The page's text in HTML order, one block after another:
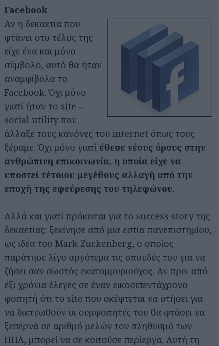
Facebook
Αν η δεκαετία που
φτάνει στο τέλος της
είχε ένα και μόνο
σύμβολο, αυτό θα ήταν
αναμφίβολα το
Facebook. Όχι μόνο
γιατί ήταν το site –
social utility που
άλλαξε τους κανόνες του internet όπως τους
ξέραμε. Όχι μόνο γιατί έθεσε νέους όρους στην
ανθρώπινη επικοινωνία, η οποία είχε να
υποστεί τέτοιου μεγέθους αλλαγή από την
εποχή της εφεύρεσης του τηλεφώνου.
Αλλά και γιατί πρόκειται για το success story της
δεκαετίας: ξεκίνησε από μια εστία πανεπιστημίου,
ως ιδέα του Mark Zuckenberg, ο οποίος
παράτησε λίγο αργότερα τις σπουδές του για να
ζήσει σαν σωστός εκατομμυριούχος. Αν πριν από
έξι χρόνια έλεγες σε έναν εικοσιπεντάχρονο
φοιτητή ότι το site που σκέφτεται να στήσει για
να δικτυωθούν οι συμφοιτητές του θα φτάσει να
ξεπερνά σε αριθμό μελών τον πληθυσμό των
ΗΠΑ, μπορεί να σε κοιτούσε περίεργα. Αυτή τη